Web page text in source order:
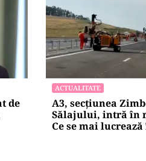
de
ACTUALITATE
A3, secțiunea
Sălajului, intră în
Ce se mai